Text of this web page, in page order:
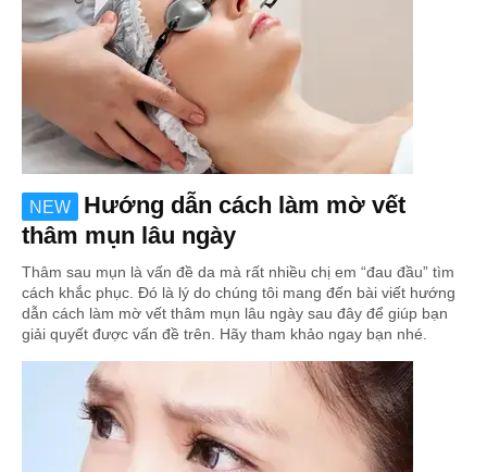
NEW
Hướng dẫn cách làm mờ vết
thâm mụn lâu ngày
Thâm sau mụn là vấn đề da mà rất nhiều chị em “đau đầu” tìm
cách khắc phục. Đó là lý do chúng tôi mang đến bài viết hướng
dẫn cách làm mờ vết thâm mụn lâu ngày sau đây để giúp bạn
giải quyết được vấn đề trên. Hãy tham khảo ngay bạn nhé.